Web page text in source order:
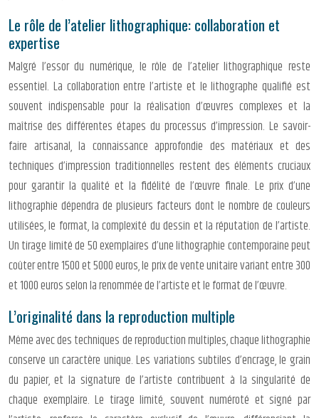
Le rôle de l’atelier lithographique: collaboration et
expertise
Malgré l’essor du numérique, le rôle de l’atelier lithographique reste
essentiel. La collaboration entre l’artiste et le lithographe qualifié est
souvent indispensable pour la réalisation d’œuvres complexes et la
maîtrise des différentes étapes du processus d’impression. Le savoir-
faire artisanal, la connaissance approfondie des matériaux et des
techniques d’impression traditionnelles restent des éléments cruciaux
pour garantir la qualité et la fidélité de l’œuvre finale. Le prix d’une
lithographie dépendra de plusieurs facteurs dont le nombre de couleurs
utilisées, le format, la complexité du dessin et la réputation de l’artiste.
Un tirage limité de 50 exemplaires d’une lithographie contemporaine peut
coûter entre 1500 et 5000 euros, le prix de vente unitaire variant entre 300
et 1000 euros selon la renommée de l’artiste et le format de l’œuvre.
L’originalité dans la reproduction multiple
Même avec des techniques de reproduction multiples, chaque lithographie
conserve un caractère unique. Les variations subtiles d’encrage, le grain
du papier, et la signature de l’artiste contribuent à la singularité de
chaque exemplaire. Le tirage limité, souvent numéroté et signé par